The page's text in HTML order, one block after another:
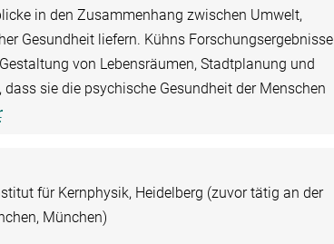
in den Zusammenhang zwischen Umwelt,
Gesundheit liefern. Kühns Forschungsergebnisse
von Lebensräumen, Stadtplanung und
sie die psychische Gesundheit der Menschen
für Kernphysik, Heidelberg (zuvor tätig an der
München)